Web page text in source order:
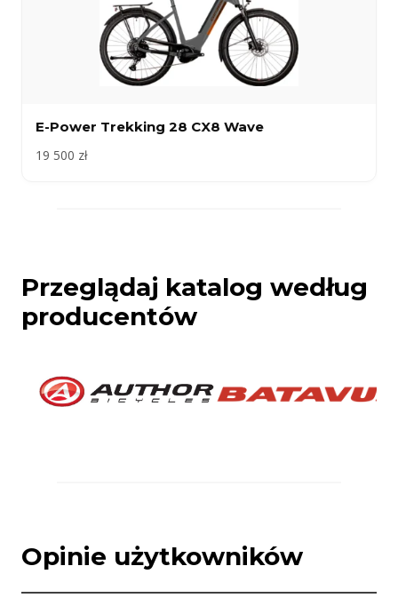
E-Power Trekking 28 CX8 Wave
19 500 zł
Przeglądaj katalog według
producentów
Opinie użytkowników